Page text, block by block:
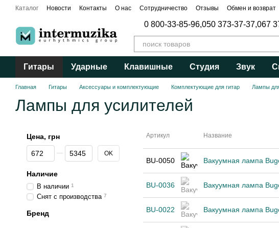
Перейти к основному контенту
Каталог Новости Контакты О нас Сотрудничество Отзывы Обмен и возврат
0 800-33-85-96,050 373-37-37,067
Гитары Ударные Клавишные Студия Звук
Главная Гитары Аксессуары и комплектующие Комплектующие для гитар Лампы
Лампы для усилителей
Артикул Название
BU-0050 Вакуумная лампа
BU-0036 Вакуумная лампа
BU-0022 Вакуумная лампа
Цена, грн
От Цена, грн
До Цена, грн OK
Наличие
В наличии 1
Снят с производства 7
Бренд